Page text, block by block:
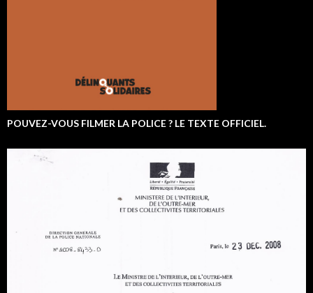
POUVEZ-VOUS FILMER LA POLICE ? LE TEXTE OFFICIEL.